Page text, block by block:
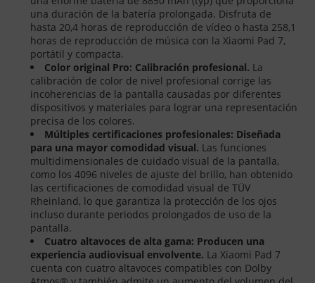
una duración de la batería prolongada. Disfruta de
hasta 20,4 horas de reproducción de vídeo o hasta 258,1
horas de reproducción de música con la Xiaomi Pad 7,
portátil y compacta.
Color original Pro: Calibración profesional. La
calibración de color de nivel profesional corrige las
incoherencias de la pantalla causadas por diferentes
dispositivos y materiales para lograr una representación
precisa de los colores.
Múltiples certificaciones profesionales: Diseñada
para una mayor comodidad visual. Las funciones
multidimensionales de cuidado visual de la pantalla,
como los 4096 niveles de ajuste del brillo, han obtenido
las certificaciones de comodidad visual de TÜV
Rheinland, lo que garantiza la protección de los ojos
incluso durante periodos prolongados de uso de la
pantalla.
Cuatro altavoces de alta gama: Producen una
experiencia audiovisual envolvente. La Xiaomi Pad 7
cuenta con cuatro altavoces compatibles con Dolby